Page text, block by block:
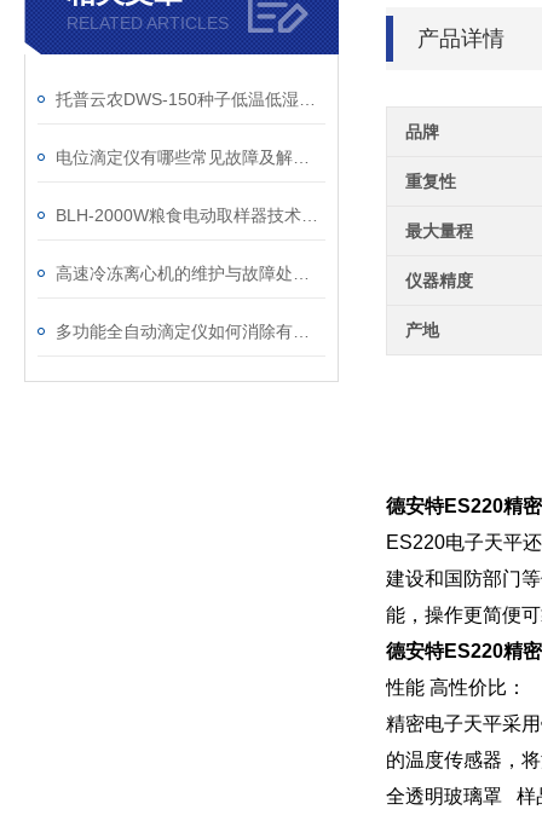
RELATED ARTICLES
产品详情
品牌
重复性
最大量程
仪器精度
产地
德安特ES220精
ES220电子天平
建设和国防部门
能，操作更简便
德安特ES220精
性能 高性价比：
精密电子天平采
的温度传感器，
全透明玻璃罩 样